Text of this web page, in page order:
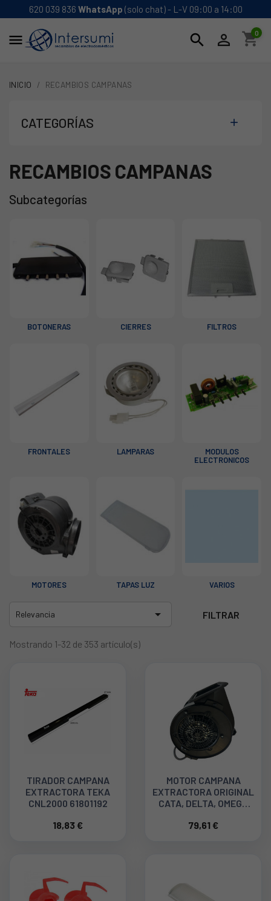
620 039 836 WhatsApp (solo chat) - L-V 09:00 a 14:00
 search  shopping_cart
0
INICIO RECAMBIOS CAMPANAS
CATEGORÍAS 
RECAMBIOS CAMPANAS
Subcategorías
BOTONERAS CIERRES FILTROS
FRONTALES LAMPARAS
MODULOS
ELECTRONICOS
MOTORES TAPAS LUZ VARIOS
Relevancia  FILTRAR
Mostrando 1-32 de 353 artículo(s)
TIRADOR CAMPANA
EXTRACTORA TEKA
CNL2000 61801192
18,83 €
MOTOR CAMPANA
EXTRACTORA ORIGINAL
CATA, DELTA, OMEGA
79,61 €